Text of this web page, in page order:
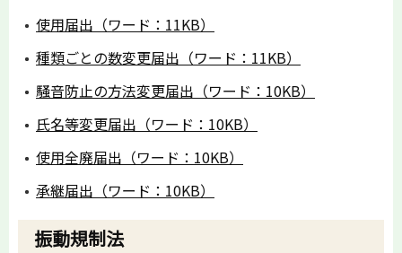
使用届出（ワード：11KB）
種類ごとの数変更届出（ワード：11KB）
騒音防止の方法変更届出（ワード：10KB）
氏名等変更届出（ワード：10KB）
使用全廃届出（ワード：10KB）
承継届出（ワード：10KB）
振動規制法